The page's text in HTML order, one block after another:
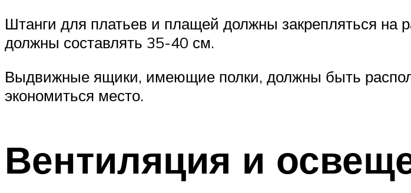
Штанги для платьев и плащей должны закрепляться
должны составлять 35-40 см.
Выдвижные ящики, имеющие полки, должны быть
экономиться место.
Вентиляция и